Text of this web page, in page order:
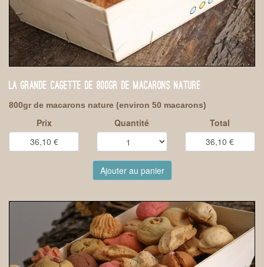
LA GRANDE CAGETTE DE 800GR DE MACARONS NATURE
800gr de macarons nature (environ 50 macarons)
Prix Quantité Total
Ajouter au panier